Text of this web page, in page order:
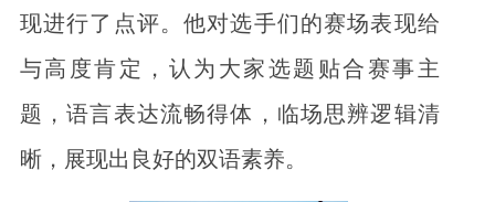
现进行了点评。他对选手们的赛场表现给
与高度肯定，认为大家选题贴合赛事主
题，语言表达流畅得体，临场思辨逻辑清
晰，展现出良好的双语素养。